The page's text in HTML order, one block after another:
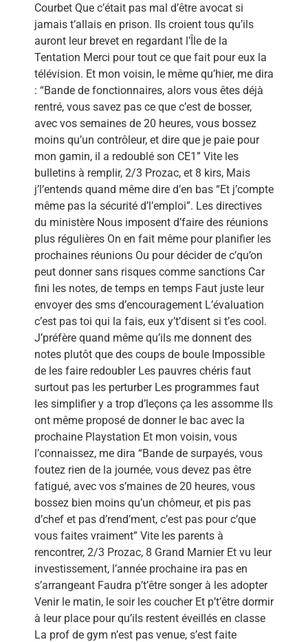
Courbet Que c’était pas mal d’être avocat si
jamais t’allais en prison. Ils croient tous qu’ils
auront leur brevet en regardant l’Île de la
Tentation Merci pour tout ce que fait pour eux la
télévision. Et mon voisin, le même qu’hier, me dira
: “Bande de fonctionnaires, alors vous êtes déjà
rentré, vous savez pas ce que c’est de bosser,
avec vos semaines de 20 heures, vous bossez
moins qu’un contrôleur, et dire que je paie pour
mon gamin, il a redoublé son CE1” Vite les
bulletins à remplir, 2/3 Prozac, et 8 kirs, Mais
j’l’entends quand même dire d’en bas “Et j’compte
même pas la sécurité d’l’emploi”. Les directives
du ministère Nous imposent d’faire des réunions
plus régulières On en fait même pour planifier les
prochaines réunions Ou pour décider de c’qu’on
peut donner sans risques comme sanctions Car
fini les notes, de temps en temps Faut juste leur
envoyer des sms d’encouragement L’évaluation
c’est pas toi qui la fais, eux y’t’disent si t’es cool.
J’préfère quand même qu’ils me donnent des
notes plutôt que des coups de boule Impossible
de les faire redoubler Les pauvres chéris faut
surtout pas les perturber Les programmes faut
les simplifier y a trop d’leçons ça les assomme Ils
ont même proposé de donner le bac avec la
prochaine Playstation Et mon voisin, vous
l’connaissez, me dira “Bande de surpayés, vous
foutez rien de la journée, vous devez pas être
fatigué, avec vos s’maines de 20 heures, vous
bossez bien moins qu’un chômeur, et pis pas
d’chef et pas d’rend’ment, c’est pas pour c’que
vous faites vraiment” Vite les parents à
rencontrer, 2/3 Prozac, 8 Grand Marnier Et vu leur
investissement, l’année prochaine ira pas en
s’arrangeant Faudra p’t’être songer à les adopter
Venir le matin, le soir les coucher Et p’t’être dormir
à leur place pour qu’ils restent éveillés en classe
La prof de gym n’est pas venue, s’est faite